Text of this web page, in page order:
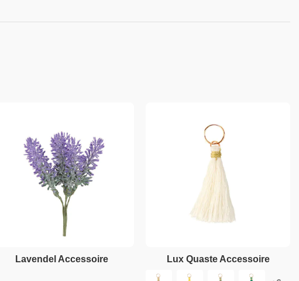
Lavendel Accessoire Lux Quaste Accessoire